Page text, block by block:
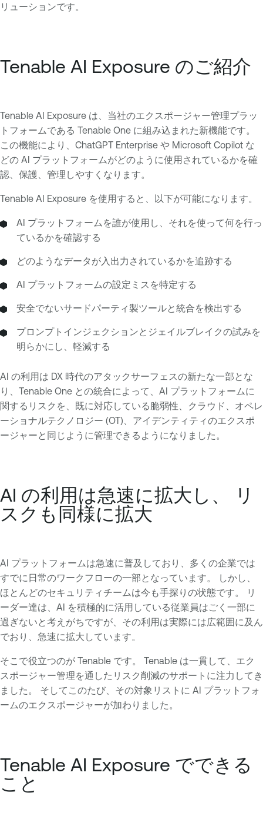
リューションです。
Tenable AI Exposure のご紹介
Tenable AI Exposure は、当社のエクスポージャー管理プラッ
トフォームである Tenable One に組み込まれた新機能です。
この機能により、ChatGPT Enterprise や Microsoft Copilot な
どの AI プラットフォームがどのように使用されているかを確
認、保護、管理しやすくなります。
Tenable AI Exposure を使用すると、以下が可能になります。
AI プラットフォームを誰が使用し、それを使って何を行っ
ているかを確認する
どのようなデータが入出力されているかを追跡する
AI プラットフォームの設定ミスを特定する
安全でないサードパーティ製ツールと統合を検出する
プロンプトインジェクションとジェイルブレイクの試みを
明らかにし、軽減する
AI の利用は DX 時代のアタックサーフェスの新たな一部とな
り、Tenable One との統合によって、AI プラットフォームに
関するリスクを、既に対応している脆弱性、クラウド、オペレ
ーショナルテクノロジー (OT)、アイデンティティのエクスポ
ージャーと同じように管理できるようになりました。
AI の利用は急速に拡大し、 リ
スクも同様に拡大
AI プラットフォームは急速に普及しており、多くの企業では
すでに日常のワークフローの一部となっています。 しかし、
ほとんどのセキュリティチームは今も手探りの状態です。 リ
ーダー達は、AI を積極的に活用している従業員はごく一部に
過ぎないと考えがちですが、その利用は実際には広範囲に及ん
でおり、急速に拡大しています。
そこで役立つのが Tenable です。 Tenable は一貫して、エク
スポージャー管理を通したリスク削減のサポートに注力してき
ました。 そしてこのたび、その対象リストに AI プラットフォ
ームのエクスポージャーが加わりました。
Tenable AI Exposure でできる
こと